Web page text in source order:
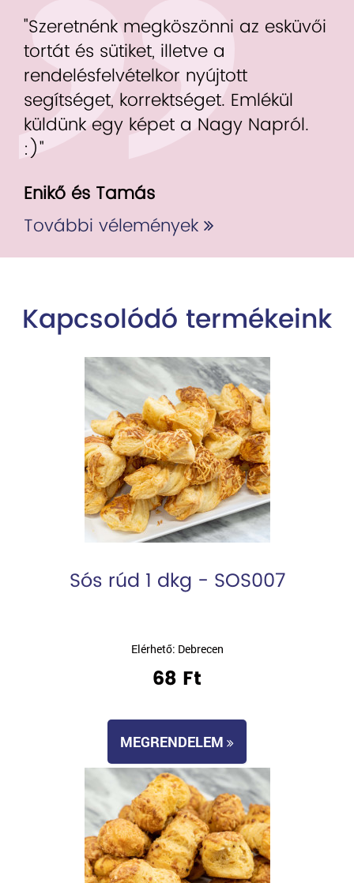
"Szeretnénk megköszönni az esküvői
tortát és sütiket, illetve a
rendelésfelvételkor nyújtott
segítséget, korrektséget. Emlékül
küldünk egy képet a Nagy Napról.
:)"
Enikő és Tamás
További vélemények
Kapcsolódó termékeink
Sós rúd 1 dkg - SOS007
Elérhető: Debrecen
68 Ft
MEGRENDELEM